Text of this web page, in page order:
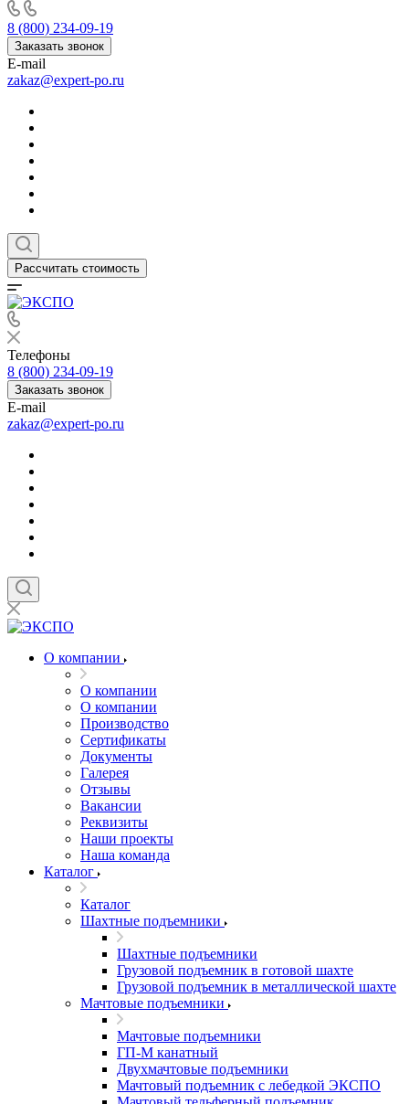
8 (800) 234-09-19
Заказать звонок
E-mail
zakaz@expert-po.ru
Рассчитать стоимость
Телефоны
8 (800) 234-09-19
Заказать звонок
E-mail
zakaz@expert-po.ru
О компании
О компании
О компании
Производство
Сертификаты
Документы
Галерея
Отзывы
Вакансии
Реквизиты
Наши проекты
Наша команда
Каталог
Каталог
Шахтные подъемники
Шахтные подъемники
Грузовой подъемник в готовой шахте
Грузовой подъемник в металлической шахте
Мачтовые подъемники
Мачтовые подъемники
ГП-М канатный
Двухмачтовые подъемники
Мачтовый подъемник с лебедкой ЭКСПО